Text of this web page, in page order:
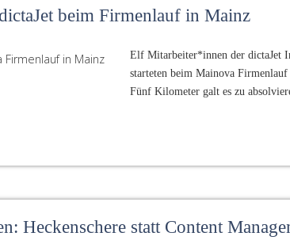
beim Firmenlauf in Mainz
Elf Mitarbeiter*innen der dictaJet
starteten beim Mainova
Fünf Kilometer galt es zu
Heckenschere statt Content